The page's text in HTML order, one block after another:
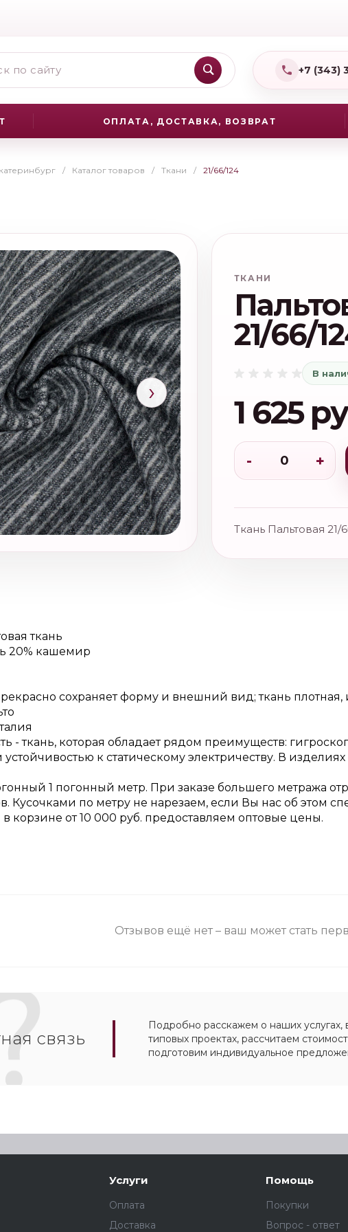
+7 (343)
7(931)
ОПЛАТА, ДОСТАВКА, ВОЗВРАТ
/ Каталог товаров / Ткани / 21/66/124
›
ТКАНИ
21/66/
В
1 625
- +
Ткань Пальтовая 21/
ткань
20% кашемир
сохраняет форму и внешний вид; ткань плотная,
- ткань, которая обладает рядом преимуществ:
к статическому электричеству. В
1 погонный метр. При заказе большего метража
Кусочками по метру не нарезаем, если Вы нас об этом
в корзине от 10 000 руб. предоставляем оптовые цены.
Отзывов ещё нет – ваш может стать
связь
Подробно расскажем о наших услугах,
типовых проектах, рассчитаем
подготовим индивидуальное
Услуги
Оплата
Доставка
Помощь
Покупки
Вопрос - ответ